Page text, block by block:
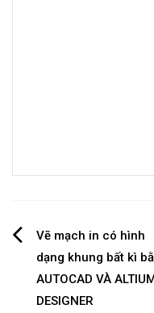
Post
navigation
Vẽ mạch in có hình
dạng khung bất kì
AUTOCAD VÀ ALTIUM
DESIGNER